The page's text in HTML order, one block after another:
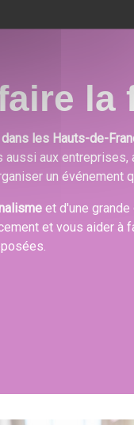
la
les Hauts-de-
aux entreprises,
un événement
et d'une grande
et vous aider à